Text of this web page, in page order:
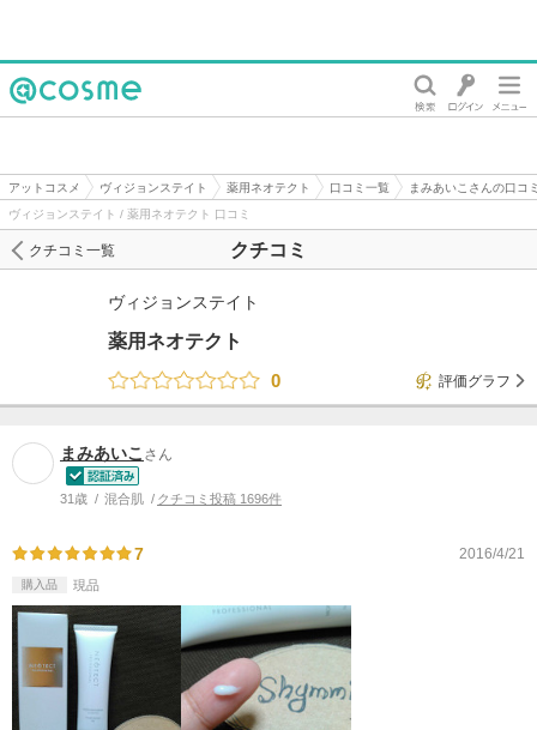
アットコスメ ヴィジョンステイト 薬用ネオテクト 口コミ一覧
まみあいこさんの口コ
ヴィジョンステイト / 薬用ネオテクト 口コミ
クチコミ
クチコミ一覧
ヴィジョンステイト
薬用ネオテクト
0
評価グラフ
まみあいこ さん
31歳 混合肌 クチコミ投稿 1696件
7 2016/4/21
購入品 現品